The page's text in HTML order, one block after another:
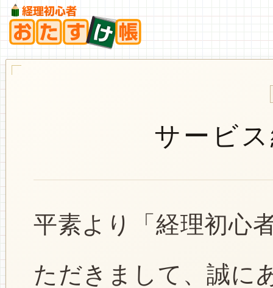
サービ
平素より「経理初心
ただきまして、誠に